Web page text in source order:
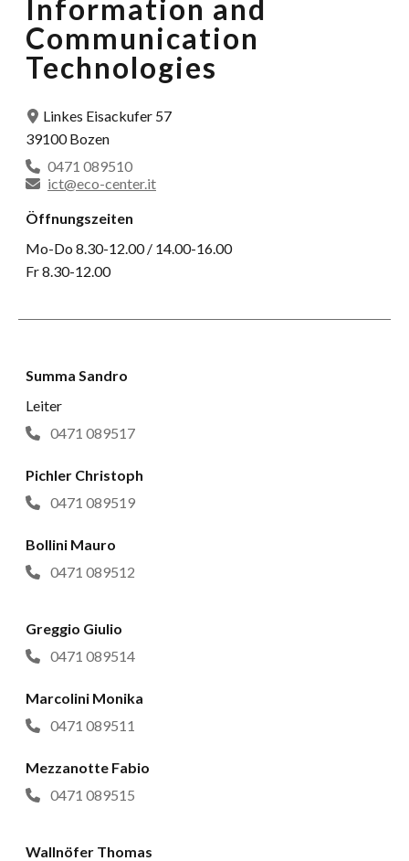
Information and
Communication
Technologies
Linkes Eisackufer 57
39100 Bozen
0471 089510
ict@eco-center.it
Öffnungszeiten
Mo-Do 8.30-12.00 / 14.00-16.00
Fr 8.30-12.00
Summa Sandro
Leiter
0471 089517
Pichler Christoph
0471 089519
Bollini Mauro
0471 089512
Greggio Giulio
0471 089514
Marcolini Monika
0471 089511
Mezzanotte Fabio
0471 089515
Wallnöfer Thomas